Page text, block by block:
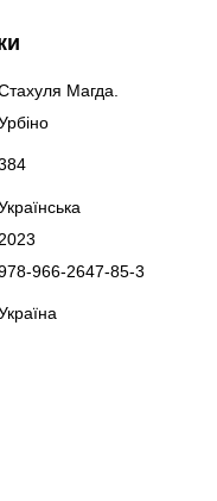
Магда.
2023
966-2647-85-3